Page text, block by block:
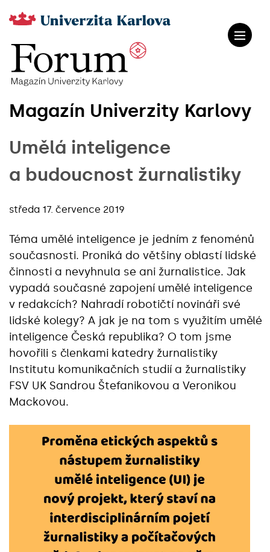
Magazín Univerzity Karlovy
Umělá inteligence
a budoucnost žurnalistiky
středa 17. července 2019
Téma umělé inteligence je jedním z fenoménů
současnosti. Proniká do většiny oblastí lidské
činnosti a nevyhnula se ani žurnalistice. Jak
vypadá současné zapojení umělé inteligence
v redakcích? Nahradí robotičtí novináři své
lidské kolegy? A jak je na tom s využitím umělé
inteligence Česká republika? O tom jsme
hovořili s členkami katedry žurnalistiky
Institutu komunikačních studií a žurnalistiky
FSV UK Sandrou Štefanikovou a Veronikou
Mackovou.